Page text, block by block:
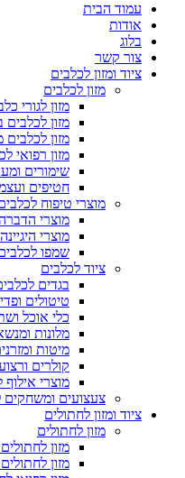
עמוד הבית
אודות
בלוג
צור קשר
ציוד ומזון לכלבים
מזון לכלבים
מזון לגורי
מזון לכלבים
מזון לכלבים
מזון רפואי
שימורים
חטיפים
מוצרי טיפוח
מוצרי
מוצרי
שמפו
ציוד לכלבים
בגדים
טיטולים
כלי אוכל
מלונות
מיטות
קולרים
מוצרי אילוף
צעצועים ומשחקים
ציוד ומזון לחתולים
מזון לחתולים
מזון
מזון